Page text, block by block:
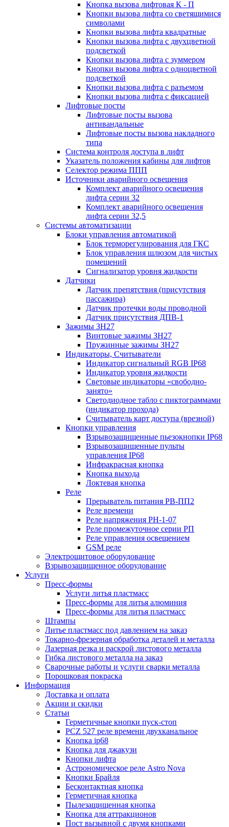
Кнопка вызова лифтовая К - П
Кнопки вызова лифта со светящимися
символами
Кнопки вызова лифта квадратные
Кнопки вызова лифта с двухцветной
подсветкой
Кнопки вызова лифта с зуммером
Кнопки вызова лифта с одноцветной
подсветкой
Кнопки вызова лифта с разъемом
Кнопки вызова лифта с фиксацией
Лифтовые посты
Лифтовые посты вызова
антивандальные
Лифтовые посты вызова накладного
типа
Система контроля доступа в лифт
Указатель положения кабины для лифтов
Селектор режима ППП
Источники аварийного освещения
Комплект аварийного освещения
лифта серии 32
Комплект аварийного освещения
лифта серии 32,5
Системы автоматизации
Блоки управления автоматикой
Блок терморегулирования для ГКС
Блок управления шлюзом для чистых
помещений
Сигнализатор уровня жидкости
Датчики
Датчик препятствия (присутствия
пассажира)
Датчик протечки воды проводной
Датчик присутствия ДПВ-1
Зажимы ЗН27
Винтовые зажимы ЗН27
Пружинные зажимы ЗН27
Индикаторы, Считыватели
Индикатор сигнальный RGB IP68
Индикатор уровня жидкости
Световые индикаторы «свободно-
занято»
Светодиодное табло с пиктограммами
(индикатор прохода)
Считыватель карт доступа (врезной)
Кнопки управления
Взрывозащищенные пьезокнопки IP68
Взрывозащищенные пульты
управления IP68
Инфракрасная кнопка
Кнопка выхода
Локтевая кнопка
Реле
Прерыватель питания РВ-ПП2
Реле времени
Реле напряжения РН-1-07
Реле промежуточное серии РП
Реле управления освещением
GSM реле
Электрощитовое оборудование
Взрывозащищенное оборудование
Услуги
Пресс-формы
Услуги литья пластмасс
Пресс-формы для литья алюминия
Пресс-формы для литья пластмасс
Штампы
Литье пластмасс под давлением на заказ
Токарно-фрезерная обработка деталей и металла
Лазерная резка и раскрой листового металла
Гибка листового металла на заказ
Сварочные работы и услуги сварки металла
Порошковая покраска
Информация
Доставка и оплата
Акции и скидки
Статьи
Герметичные кнопки пуск-стоп
PCZ 527 реле времени двухканальное
Кнопка ip68
Кнопка для джакузи
Кнопки лифта
Астрономическое реле Astro Nova
Кнопки Брайля
Бесконтактная кнопка
Герметичная кнопка
Пылезащищенная кнопка
Кнопка для аттракционов
Пост вызывной с двумя кнопками